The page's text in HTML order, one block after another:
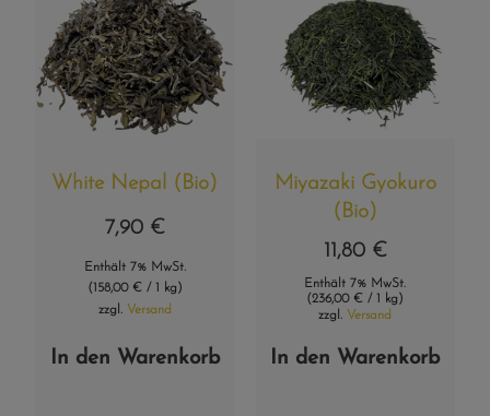
White Nepal (Bio)
7,90 €
Enthält 7% MwSt.
(158,00 € / 1 kg)
zzgl. Versand
In den Warenkorb
Miyazaki Gyokuro
(Bio)
11,80 €
Enthält 7% MwSt.
(236,00 € / 1 kg)
zzgl. Versand
In den Warenkorb